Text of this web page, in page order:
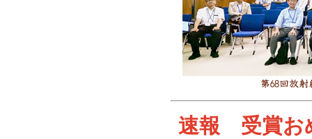
速報 受賞お